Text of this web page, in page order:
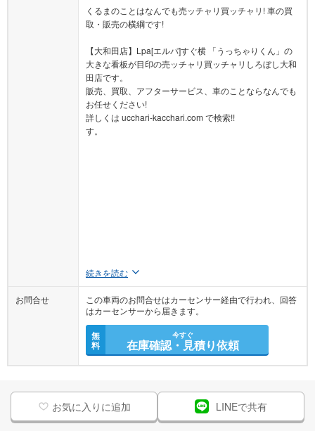
くるまのことはなんでも売ッチャリ買ッチャリ! 車の買
取・販売の横綱です!
【大和田店】Lpa[エルパ]すぐ横 「うっちゃりくん」の
大きな看板が目印の売ッチャリ買ッチャリしろぼし大和
田店です。
販売、買取、アフターサービス、車のことならなんでも
お任せください!
詳しくは ucchari-kacchari.com で検索!!
す。
続きを読む
お問合せ
この車両のお問合せはカーセンサー経由で行われ、回答
はカーセンサーから届きます。
無
料
今すぐ
在庫確認・見積り依頼
お気に入りに追加 LINEで共有